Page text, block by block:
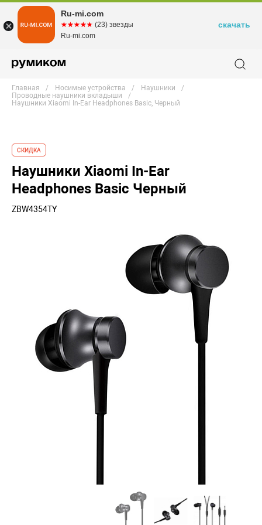
Главная Носимые устройства
Наушники
Проводные наушники вкладыши
Наушники Xiaomi In-Ear Headphones Basic, Черный
СКИДКА
Наушники Xiaomi In-Ear
Headphones Basic Черный
ZBW4354TY
Ru-mi.com
☆☆☆☆☆
★★★★★ (23) звезды
Ru-mi.com
скачать